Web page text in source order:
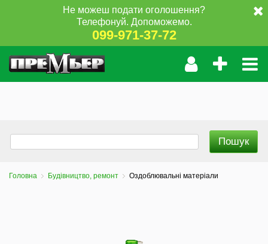
Не можеш подати оголошення?
Телефонуй. Допоможемо.
099-971-37-72
Головна Будівництво, ремонт Оздоблювальні матеріали